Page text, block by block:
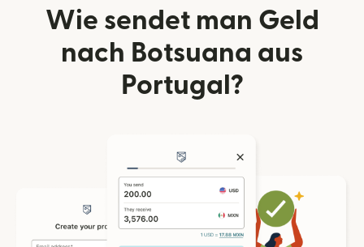
Wie sendet man Geld
nach Botsuana aus
Portugal?